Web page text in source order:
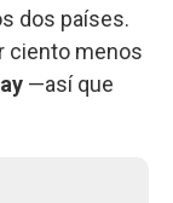
dos países.
ciento menos
—así que